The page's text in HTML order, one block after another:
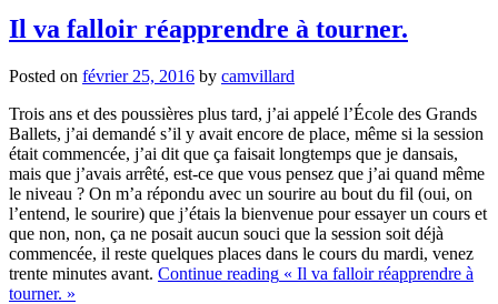
Il va falloir réapprendre à tourner.
Posted on février 25, 2016 by camvillard
Trois ans et des poussières plus tard, j’ai appelé l’École des Grands
Ballets, j’ai demandé s’il y avait encore de place, même si la session
était commencée, j’ai dit que ça faisait longtemps que je dansais,
mais que j’avais arrêté, est-ce que vous pensez que j’ai quand même
le niveau ? On m’a répondu avec un sourire au bout du fil (oui, on
l’entend, le sourire) que j’étais la bienvenue pour essayer un cours et
que non, non, ça ne posait aucun souci que la session soit déjà
commencée, il reste quelques places dans le cours du mardi, venez
trente minutes avant. Continue reading « Il va falloir réapprendre à
tourner. »